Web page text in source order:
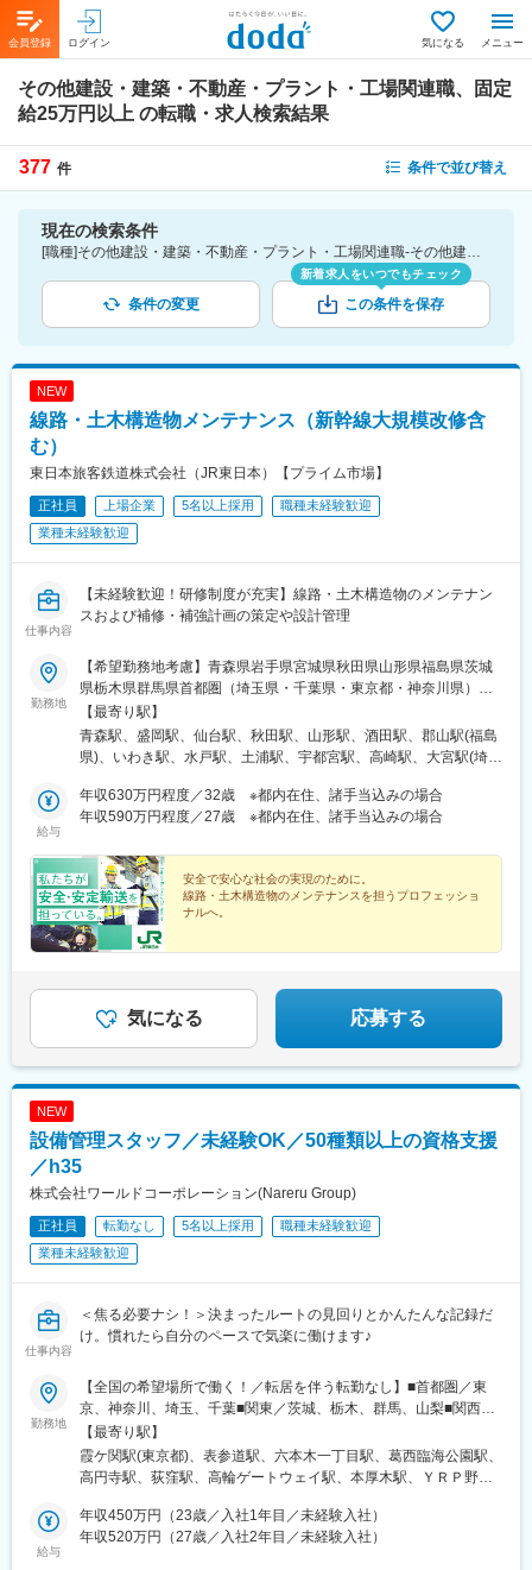
会員登録 ログイン 気になる メニュー
その他建設・建築・不動産・プラント・工場関連職、固定
給25万円以上 の転職・求人検索結果
377 件 条件で並び替え
現在の検索条件
[職種]その他建設・建築・不動産・プラント・工場関連職-その他建設・建築・不動産・プラント・工場関連職 [詳細条件](待遇・福利厚生)固定給25万円以上
条件の変更
新着求人をいつでもチェック
この条件を保存
NEW
線路・土木構造物メンテナンス（新幹線大規模改修含
む）
東日本旅客鉄道株式会社（JR東日本）【プライム市場】
正社員 上場企業 5名以上採用
職種未経験歓迎
業種未経験歓迎
仕事内容
【未経験歓迎！研修制度が充実】線路・土木構造物のメンテナン
スおよび補修・補強計画の策定や設計管理
勤務地
【希望勤務地考慮】青森県岩手県宮城県秋田県山形県福島県茨城
県栃木県群馬県首都圏（埼玉県・千葉県・東京都・神奈川県）新
潟県山梨県長野県【変更の範囲】業務上の必要がある場合、雇い
入れ直後のエリア外に転勤・出向することがあります。その場合
は会社が定める勤務地となります。※勤務地は、各エリアの中から
／あり(喫煙専用室設置)【勤務地について】記載の勤務地の住所に
ついては各エリアにおける一例となります。
【最寄り駅】
青森駅、盛岡駅、仙台駅、秋田駅、山形駅、酒田駅、郡山駅(福島
県)、いわき駅、水戸駅、土浦駅、宇都宮駅、高崎駅、大宮駅(埼玉
目黒駅、神田駅(東京都)、品川駅、新大久保駅、田端駅、八王子
駅、川崎駅、横浜駅、小田原駅、新潟駅、長岡駅、甲府駅、長野
京成西船駅、南新宿駅、不動前駅、岩本町駅、高輪ゲートウェイ
駅、西武新宿駅、京王八王子駅、八丁畷駅、平沼橋駅、西松本
駅、宮城野通駅、東宿郷駅、京成千葉駅、代々木駅、五反田駅、
淡路町駅、大久保駅(東京都)、高島町駅、渚駅(長野県)
給与
年収630万円程度／32歳 ※都内在住、諸手当込みの場合
年収590万円程度／27歳 ※都内在住、諸手当込みの場合
安全で安心な社会の実現のために。
線路・土木構造物のメンテナンスを担うプロフェッショ
ナルへ。
気になる 応募する
NEW
設備管理スタッフ／未経験OK／50種類以上の資格支援
／h35
株式会社ワールドコーポレーション(Nareru Group)
正社員 転勤なし 5名以上採用
職種未経験歓迎
業種未経験歓迎
仕事内容
＜焦る必要ナシ！＞決まったルートの見回りとかんたんな記録だ
け。慣れたら自分のペースで気楽に働けます♪
勤務地
【全国の希望場所で働く！／転居を伴う転勤なし】■首都圏／東
京、神奈川、埼玉、千葉■関東／茨城、栃木、群馬、山梨■関西／
大阪、兵庫、京都、奈良、和歌山、滋賀■中部／愛知、岐阜、三
重、静岡■北信越／新潟、富山、石川、福井、長野■北海道・東北
／北海道、青森、秋田、岩手、宮城、福島、山形■中四国／鳥取、
佐賀、長崎、大分、熊本、宮崎、鹿児島、沖縄【事業所住所】■東
京本社／東京都千代田区二番町3番地5麹町三葉ビル3階■キャリア
【最寄り駅】
霞ケ関駅(東京都)、表参道駅、六本木一丁目駅、葛西臨海公園駅、
高円寺駅、荻窪駅、高輪ゲートウェイ駅、本厚木駅、ＹＲＰ野比
谷保駅、テレコムセンター駅、飛田給駅、高松駅(東京都)、新高島
平駅、昭和島駅、拝島駅、北赤羽駅、柴崎体育館駅、西馬込駅、
給与
年収450万円（23歳／入社1年目／未経験入社）
年収520万円（27歳／入社2年目／未経験入社）